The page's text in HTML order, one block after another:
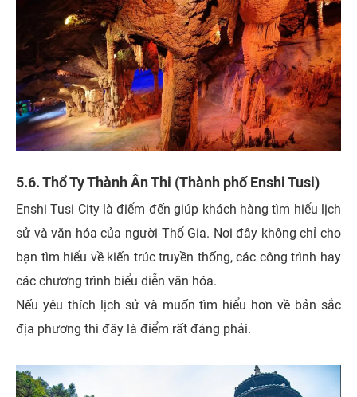
5.6. Thổ Ty Thành Ân Thi (Thành phố Enshi Tusi)
Enshi Tusi City là điểm đến giúp khách hàng tìm hiểu lịch
sử và văn hóa của người Thổ Gia. Nơi đây không chỉ cho
bạn tìm hiểu về kiến trúc truyền thống, các công trình hay
các chương trình biểu diễn văn hóa.
Nếu yêu thích lịch sử và muốn tìm hiểu hơn về bản sắc
địa phương thì đây là điểm rất đáng phải.